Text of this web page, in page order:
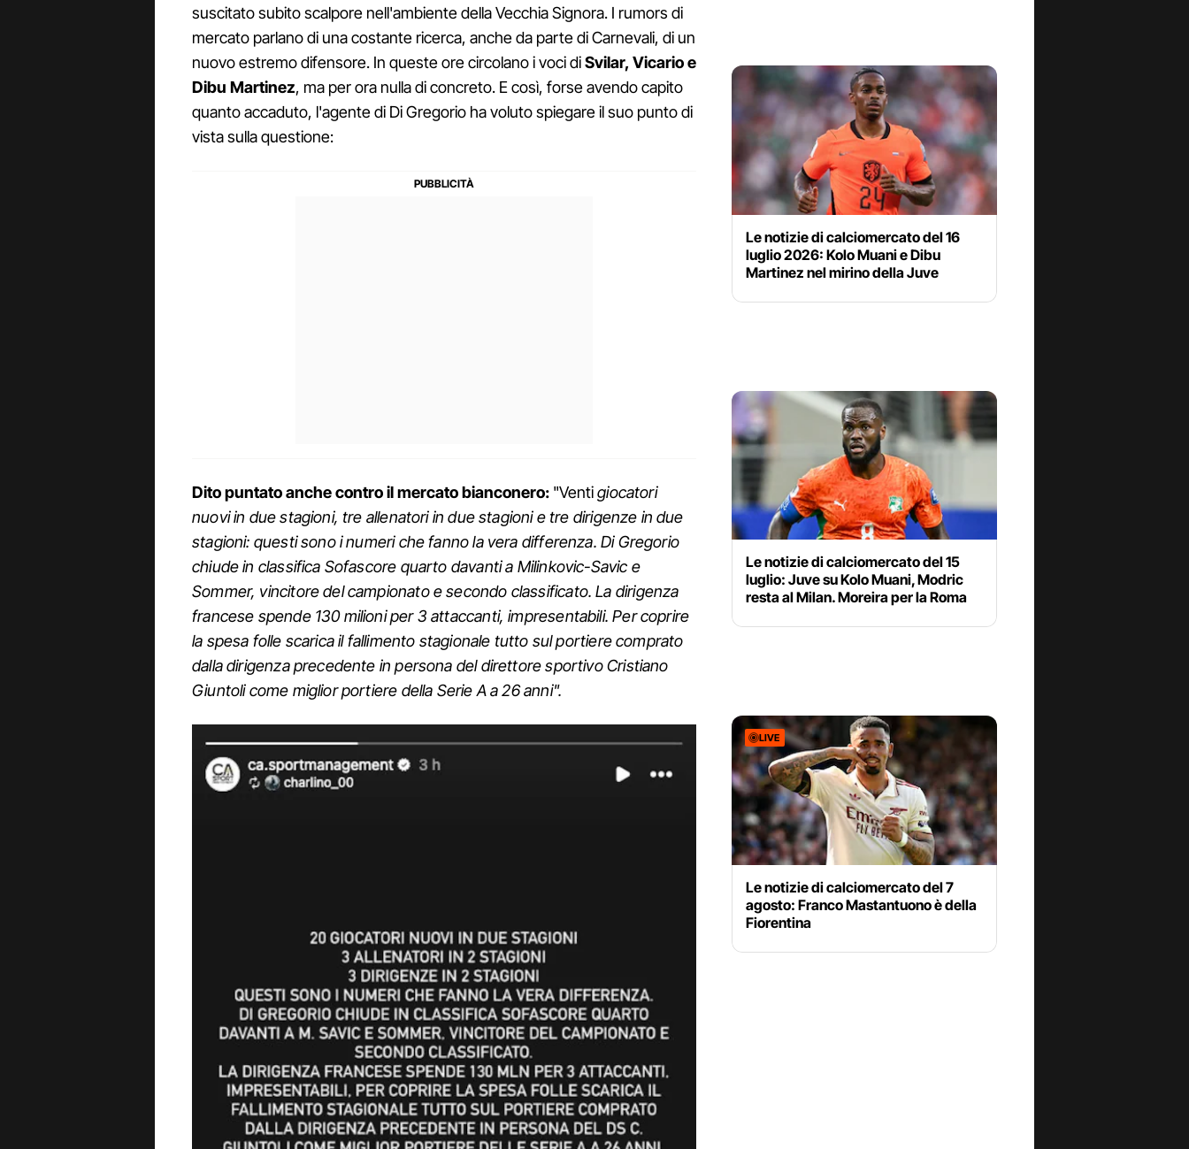
suscitato subito scalpore nell'ambiente della Vecchia Signora. I rumors di
mercato parlano di una costante ricerca, anche da parte di Carnevali, di un
nuovo estremo difensore. In queste ore circolano i voci diSvilar, Vicario e
Dibu Martinez, ma per ora nulla di concreto. E così, forse avendo capito
quanto accaduto, l'agente di Di Gregorio ha voluto spiegare il suo punto di
vista sulla questione:
Dito puntato anche contro il mercato bianconero: "Ventigiocatori
nuovi in due stagioni, tre allenatori in due stagioni e tre dirigenze in due
stagioni: questi sono i numeri che fanno la vera differenza. Di Gregorio
chiude in classifica Sofascore quarto davanti a Milinkovic-Savic e
Sommer, vincitore del campionato e secondo classificato. La dirigenza
francese spende 130 milioni per 3 attaccanti, impresentabili. Per coprire
la spesa folle scarica il fallimento stagionale tutto sul portiere comprato
dalla dirigenza precedente in persona del direttore sportivo Cristiano
Giuntoli come miglior portiere della Serie A a 26 anni".
Le notizie di calciomercato del 16
luglio 2026: Kolo Muani e Dibu
Martinez nel mirino della Juve
Le notizie di calciomercato del 15
luglio: Juve su Kolo Muani, Modric
resta al Milan. Moreira per la Roma
LIVE
Le notizie di calciomercato del 7
agosto: Franco Mastantuono è della
Fiorentina